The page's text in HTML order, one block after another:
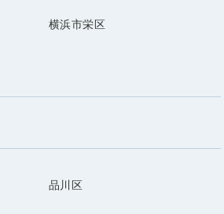
横浜市栄区
品川区